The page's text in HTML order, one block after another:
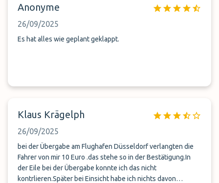
Anonyme
26/09/2025
Es hat alles wie geplant geklappt.
Klaus Krägelph
26/09/2025
bei der Übergabe am Flughafen Düsseldorf verlangten die
Fahrer von mir 10 Euro .das stehe so in der Bestätigung.In
der Eile bei der Übergabe konnte ich das nicht
kontrlieren.Später bei Einsicht habe ich nichts davon